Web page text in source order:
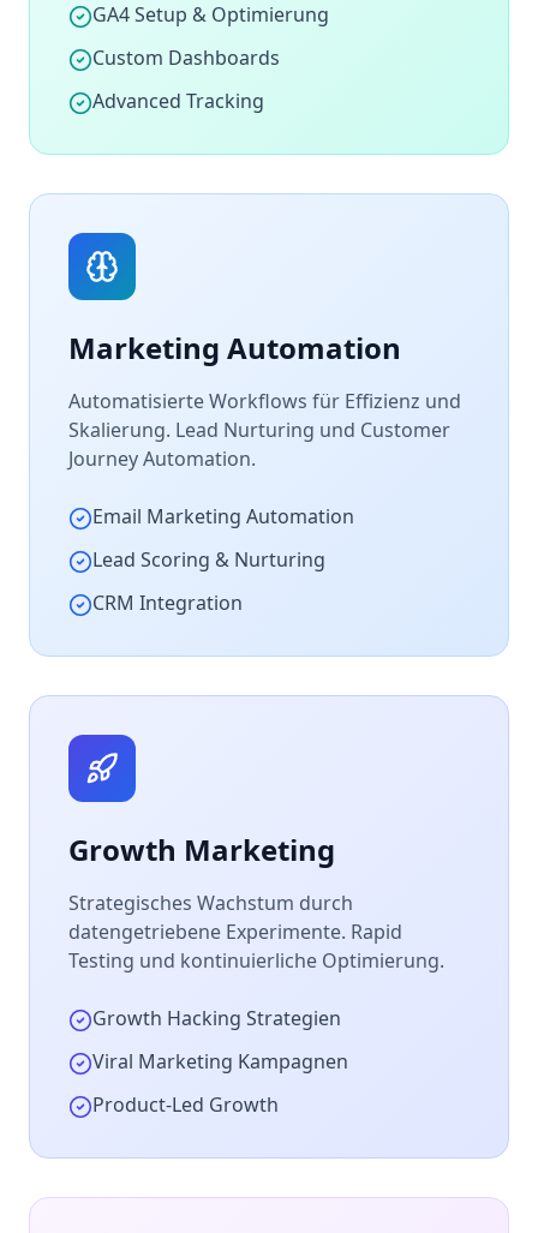
GA4 Setup & Optimierung
Custom Dashboards
Advanced Tracking
Marketing Automation
Automatisierte Workflows für Effizienz und
Skalierung. Lead Nurturing und Customer
Journey Automation.
Email Marketing Automation
Lead Scoring & Nurturing
CRM Integration
Growth Marketing
Strategisches Wachstum durch
datengetriebene Experimente. Rapid
Testing und kontinuierliche Optimierung.
Growth Hacking Strategien
Viral Marketing Kampagnen
Product-Led Growth